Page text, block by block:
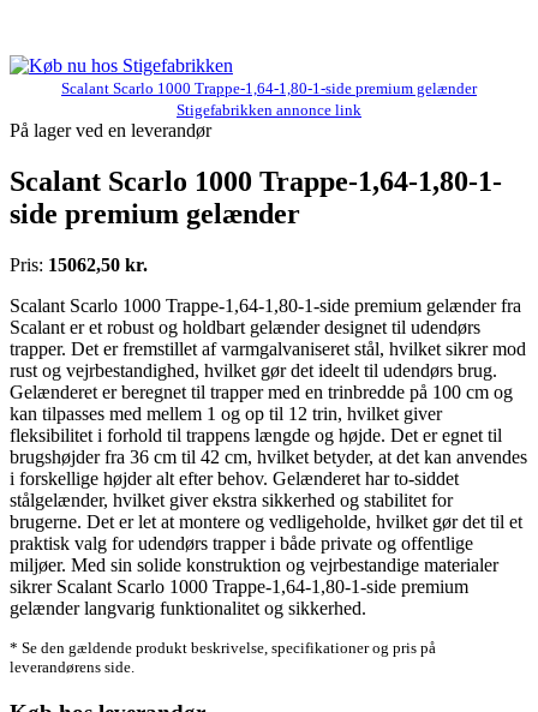
Scalant Scarlo 1000 Trappe-1,64-1,80-1-side premium gelænder
Stigefabrikken annonce link
På lager ved en leverandør
Scalant Scarlo 1000 Trappe-1,64-1,80-1-
side premium gelænder
Pris: 15062,50 kr.
Scalant Scarlo 1000 Trappe-1,64-1,80-1-side premium gelænder fra
Scalant er et robust og holdbart gelænder designet til udendørs
trapper. Det er fremstillet af varmgalvaniseret stål, hvilket sikrer mod
rust og vejrbestandighed, hvilket gør det ideelt til udendørs brug.
Gelænderet er beregnet til trapper med en trinbredde på 100 cm og
kan tilpasses med mellem 1 og op til 12 trin, hvilket giver
fleksibilitet i forhold til trappens længde og højde. Det er egnet til
brugshøjder fra 36 cm til 42 cm, hvilket betyder, at det kan anvendes
i forskellige højder alt efter behov. Gelænderet har to-siddet
stålgelænder, hvilket giver ekstra sikkerhed og stabilitet for
brugerne. Det er let at montere og vedligeholde, hvilket gør det til et
praktisk valg for udendørs trapper i både private og offentlige
miljøer. Med sin solide konstruktion og vejrbestandige materialer
sikrer Scalant Scarlo 1000 Trappe-1,64-1,80-1-side premium
gelænder langvarig funktionalitet og sikkerhed.
* Se den gældende produkt beskrivelse, specifikationer og pris på
leverandørens side.